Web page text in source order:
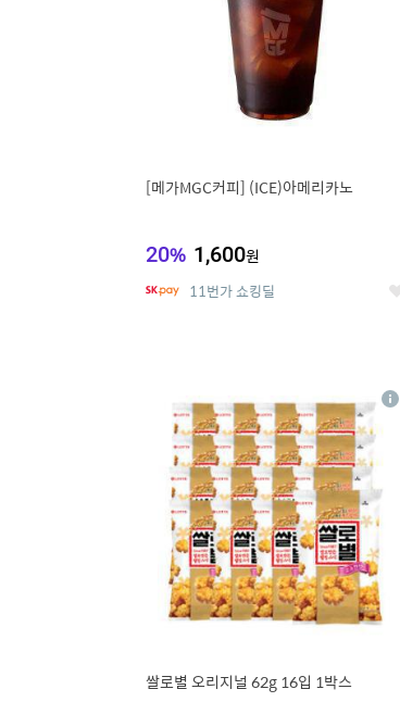
[메가MGC커피] (ICE)아메리카노
20% 1,600원
11번가 쇼킹딜
쌀로별 오리지널 62g 16입 1박스
상